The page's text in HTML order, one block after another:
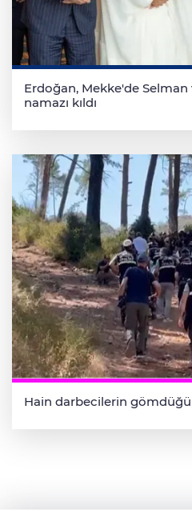
Erdoğan, Mekke'de Selman
namazı kıldı
Hain darbecilerin gömdüğü